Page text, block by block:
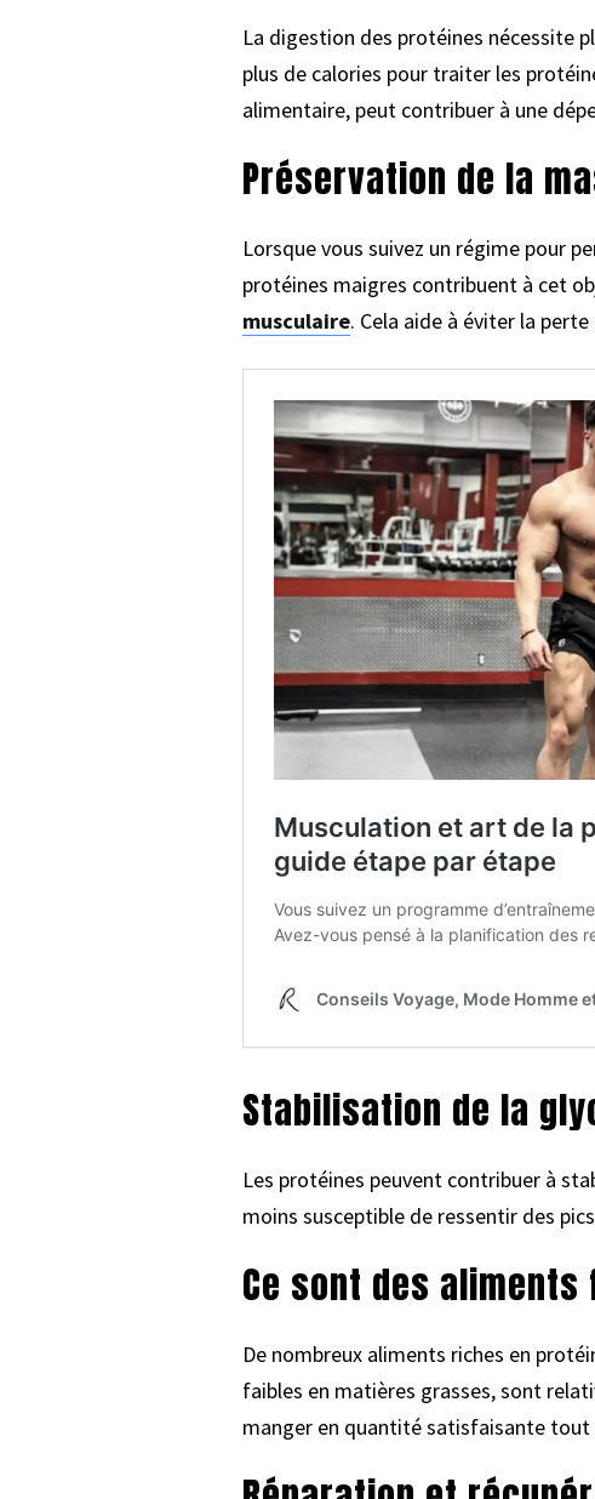
La digestion des protéines nécessite
plus de calories pour traiter les
alimentaire, peut contribuer à une
Préservation de la
Lorsque vous suivez un régime pour
protéines maigres contribuent à cet
musculaire. Cela aide à éviter la
Stabilisation de la
Les protéines peuvent contribuer à
moins susceptible de ressentir des
Ce sont des
De nombreux aliments riches en
faibles en matières grasses, sont
manger en quantité satisfaisante